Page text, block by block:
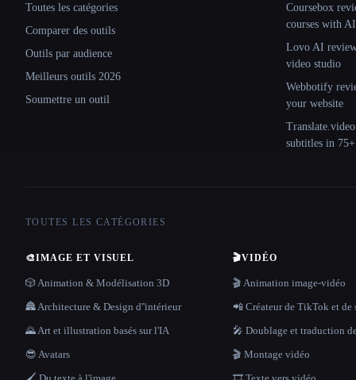
Toutes les catégories
Comparer des outils
Outils par audience
Meilleurs outils 2026
Soumettre un outil
Coursebox
courses with AI
Lovo AI
video studio
Webbotify
your website
subtitles in 75+
TOUTES LES CATÉGORIES
🎨IMAGE ET VISUEL
🎲 Animation & Modélisation 3D
🏯 Architecture & Design d''intérieur
🌄 Art et illustration basés sur l'IA
😎 Avatars
🎬VIDÉO
🎬 Animation image-vidéo
📲 Créateur de TikTok et de
🎤 Doublage et traduction
🎬 Montage vidéo